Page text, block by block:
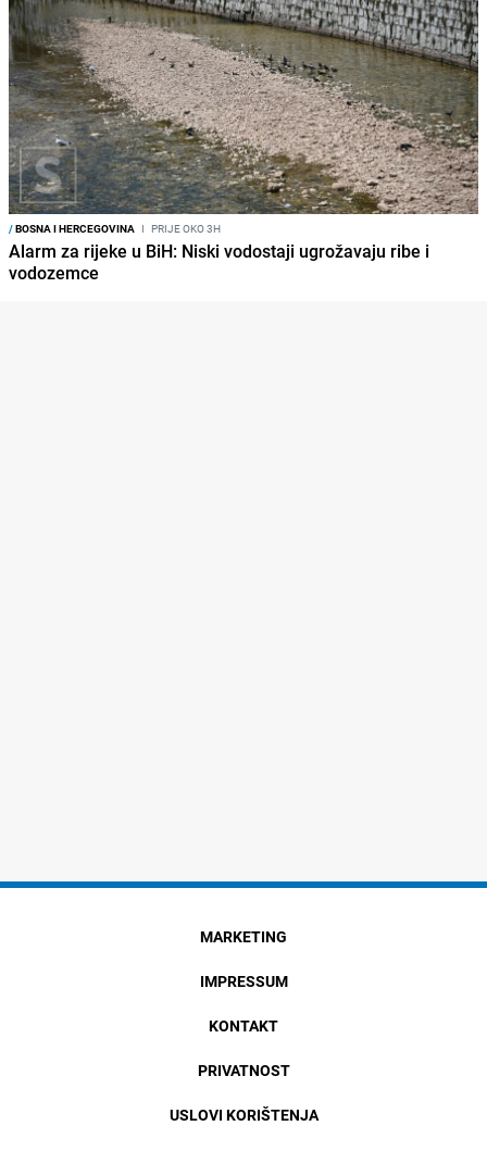
/BOSNA I HERCEGOVINA I PRIJE OKO 3H
Alarm za rijeke u BiH: Niski vodostaji ugrožavaju ribe i
vodozemce
MARKETING
IMPRESSUM
KONTAKT
PRIVATNOST
USLOVI KORIŠTENJA